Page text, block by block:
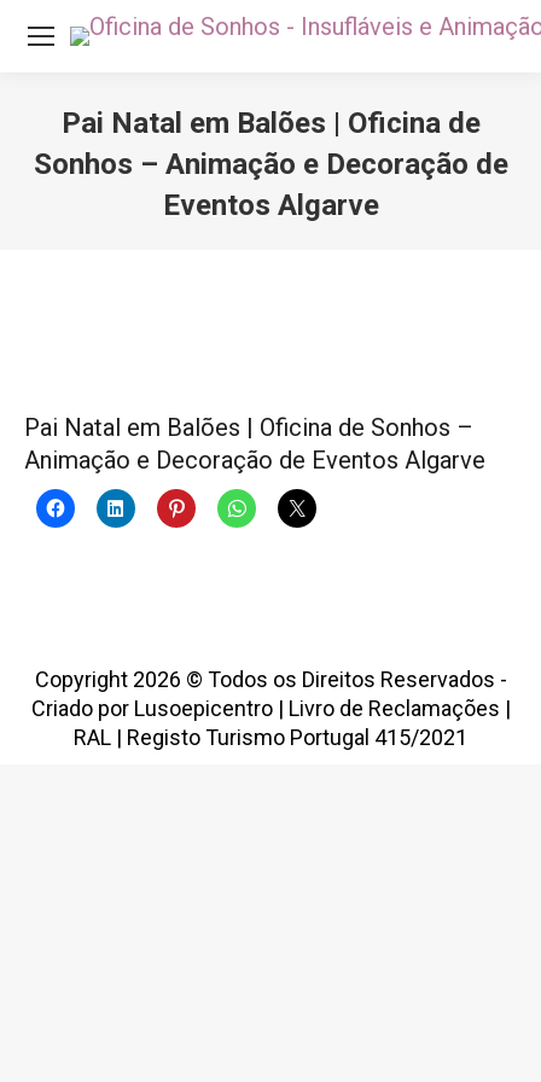
Pai Natal em Balões | Oficina de
Sonhos – Animação e Decoração de
Eventos Algarve
Pai Natal em Balões | Oficina de Sonhos –
Animação e Decoração de Eventos Algarve
Copyright 2026 © Todos os Direitos Reservados -
Criado por Lusoepicentro| Livro de Reclamações |
RAL | Registo Turismo Portugal 415/2021